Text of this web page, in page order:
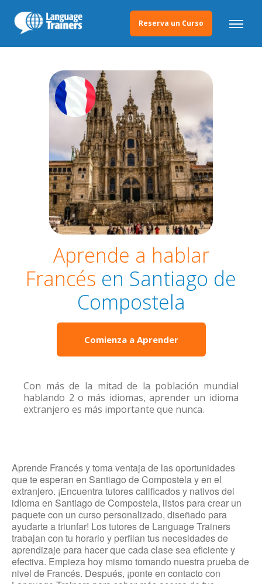
Reserva un Curso
Aprende a hablar
Francés en Santiago de
Compostela
Comienza a Aprender
Con más de la mitad de la población mundial
hablando 2 o más idiomas, aprender un idioma
extranjero es más importante que nunca.
Aprende Francés y toma ventaja de las oportunidades
que te esperan en Santiago de Compostela y en el
extranjero. ¡Encuentra tutores calificados y nativos del
idioma en Santiago de Compostela, listos para crear un
paquete con un curso personalizado, diseñado para
ayudarte a triunfar! Los tutores de Language Trainers
trabajan con tu horario y perfilan tus necesidades de
aprendizaje para hacer que cada clase sea eficiente y
efectiva. Empieza hoy mismo tomando nuestra prueba de
nivel de Francés. Después, ¡ponte en contacto con